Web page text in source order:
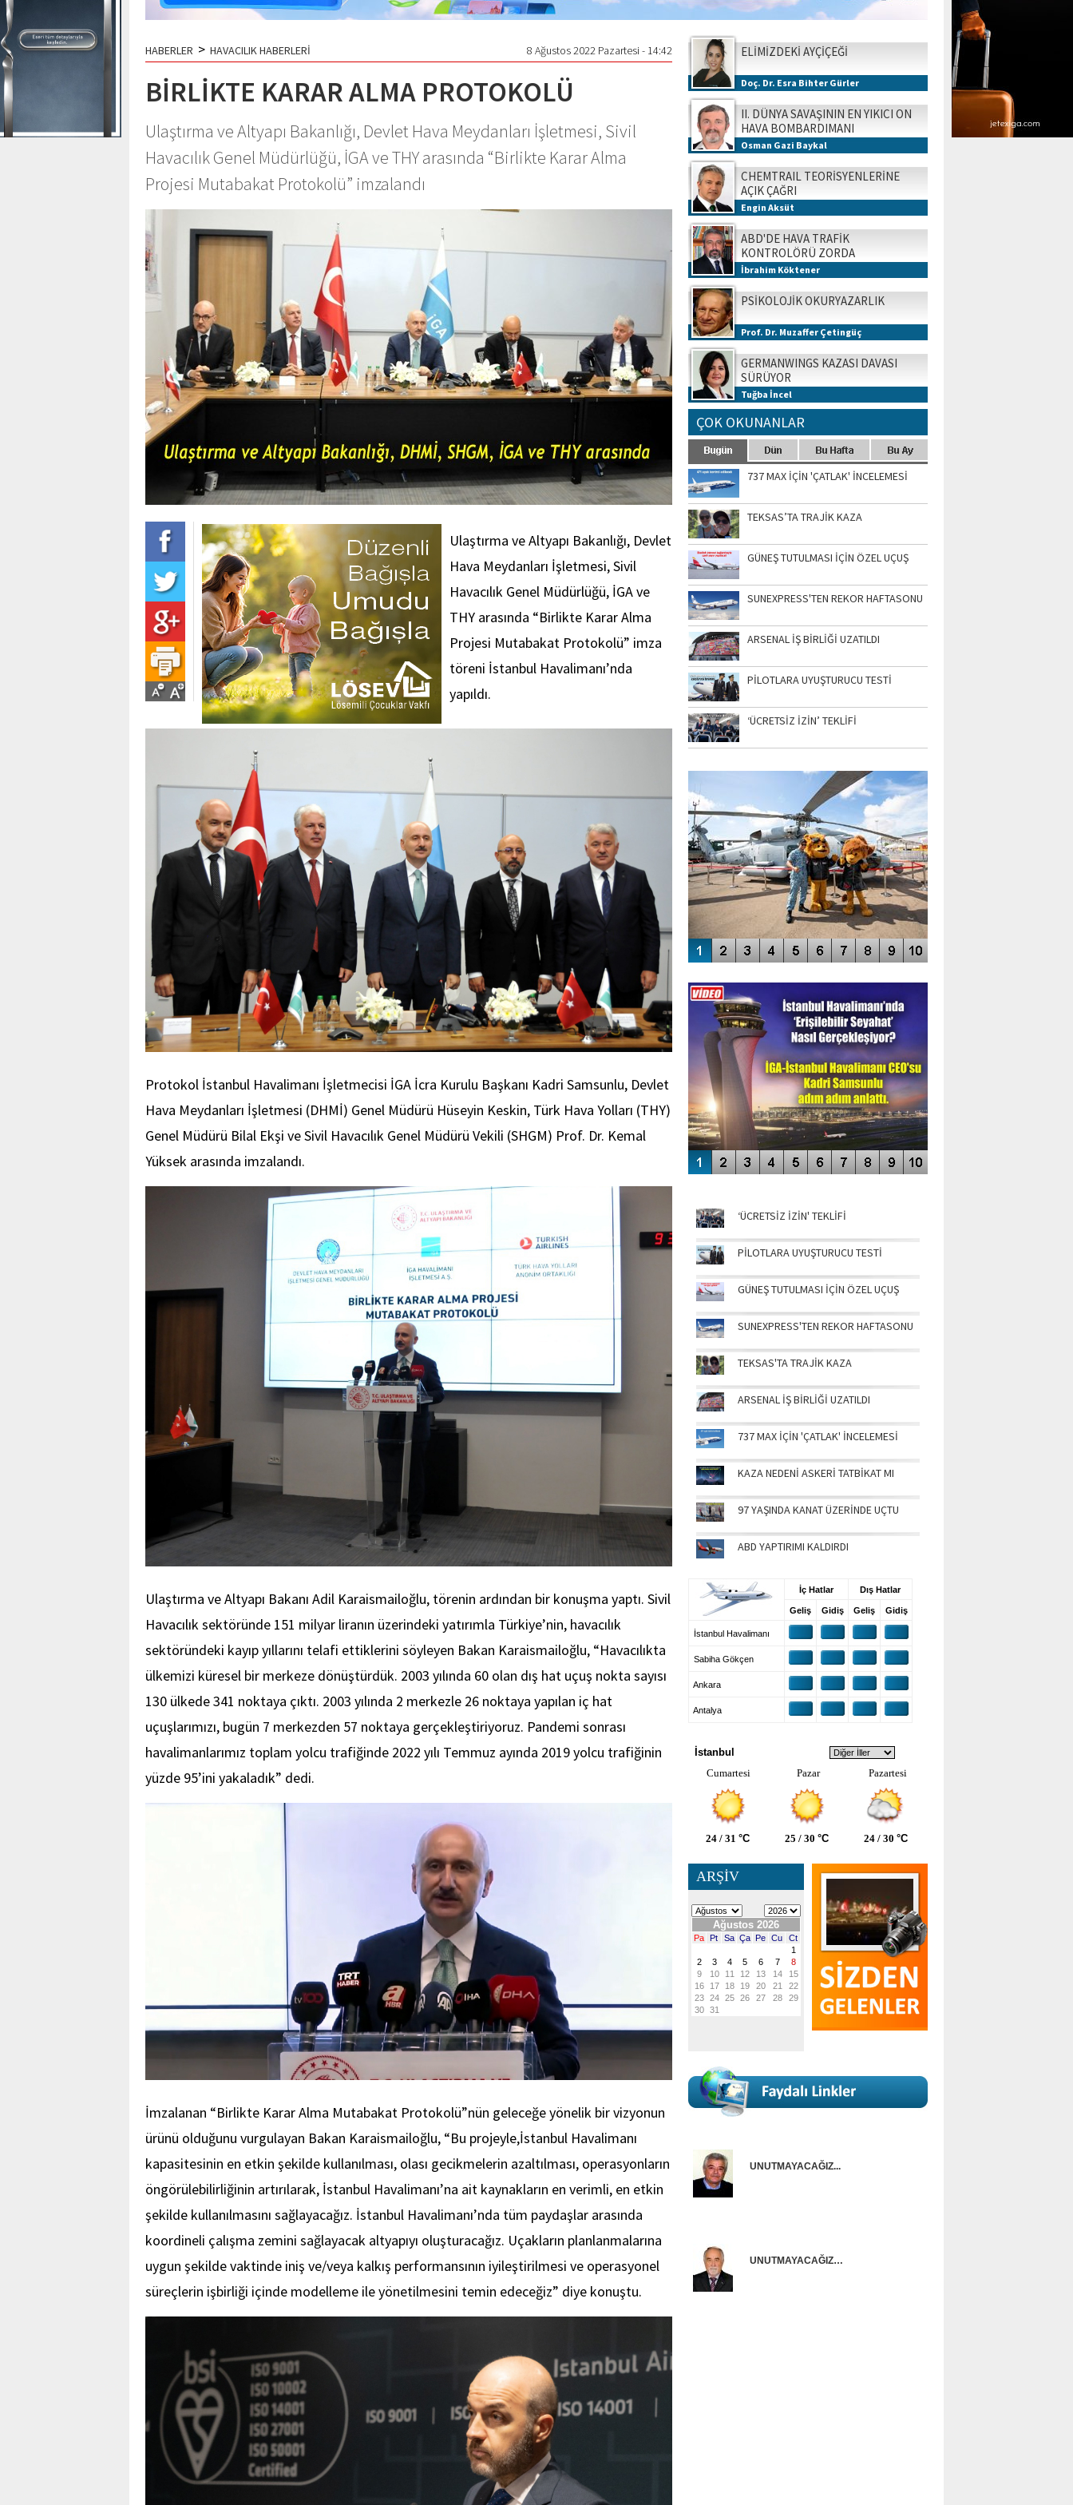
HABERLER > HAVACILIK HABERLERİ 8 Ağustos 2022 Pazartesi - 14:42
BİRLİKTE KARAR ALMA PROTOKOLÜ
Ulaştırma ve Altyapı Bakanlığı, Devlet Hava Meydanları İşletmesi, Sivil
Havacılık Genel Müdürlüğü, İGA ve THY arasında “Birlikte Karar Alma
Projesi Mutabakat Protokolü” imzalandı
Ulaştırma ve Altyapı Bakanlığı, Devlet
Hava Meydanları İşletmesi, Sivil
Havacılık Genel Müdürlüğü, İGA ve
THY arasında “Birlikte Karar Alma
Projesi Mutabakat Protokolü” imza
töreni İstanbul Havalimanı’nda
yapıldı.
Protokol İstanbul Havalimanı İşletmecisi İGA İcra Kurulu Başkanı Kadri Samsunlu, Devlet
Hava Meydanları İşletmesi (DHMİ) Genel Müdürü Hüseyin Keskin, Türk Hava Yolları (THY)
Genel Müdürü Bilal Ekşi ve Sivil Havacılık Genel Müdürü Vekili (SHGM) Prof. Dr. Kemal
Yüksek arasında imzalandı.
Ulaştırma ve Altyapı Bakanı Adil Karaismailoğlu, törenin ardından bir konuşma yaptı. Sivil
Havacılık sektöründe 151 milyar liranın üzerindeki yatırımla Türkiye’nin, havacılık
sektöründeki kayıp yıllarını telafi ettiklerini söyleyen Bakan Karaismailoğlu, “Havacılıkta
ülkemizi küresel bir merkeze dönüştürdük. 2003 yılında 60 olan dış hat uçuş nokta sayısı
130 ülkede 341 noktaya çıktı. 2003 yılında 2 merkezle 26 noktaya yapılan iç hat
uçuşlarımızı, bugün 7 merkezden 57 noktaya gerçekleştiriyoruz. Pandemi sonrası
havalimanlarımız toplam yolcu trafiğinde 2022 yılı Temmuz ayında 2019 yolcu trafiğinin
yüzde 95’ini yakaladık” dedi.
İmzalanan “Birlikte Karar Alma Mutabakat Protokolü”nün geleceğe yönelik bir vizyonun
ürünü olduğunu vurgulayan Bakan Karaismailoğlu, “Bu projeyle,İstanbul Havalimanı
kapasitesinin en etkin şekilde kullanılması, olası gecikmelerin azaltılması, operasyonların
öngörülebilirliğinin artırılarak, İstanbul Havalimanı’na ait kaynakların en verimli, en etkin
şekilde kullanılmasını sağlayacağız. İstanbul Havalimanı’nda tüm paydaşlar arasında
koordineli çalışma zemini sağlayacak altyapıyı oluşturacağız. Uçakların planlanmalarına
uygun şekilde vaktinde iniş ve/veya kalkış performansının iyileştirilmesi ve operasyonel
süreçlerin işbirliği içinde modelleme ile yönetilmesini temin edeceğiz” diye konuştu.
ELİMİZDEKİ AYÇİÇEĞİ
Doç. Dr. Esra Bihter Gürler
II. DÜNYA SAVAŞININ EN YIKICI ON
HAVA BOMBARDIMANI
Osman Gazi Baykal
CHEMTRAIL TEORİSYENLERİNE
AÇIK ÇAĞRI
Engin Aksüt
ABD'DE HAVA TRAFİK
KONTROLÖRÜ ZORDA
İbrahim Köktener
PSİKOLOJİK OKURYAZARLIK
Prof. Dr. Muzaffer Çetingüç
GERMANWINGS KAZASI DAVASI
SÜRÜYOR
Tuğba İncel
ÇOK OKUNANLAR
737 MAX İÇİN 'ÇATLAK' İNCELEMESİ
TEKSAS’TA TRAJİK KAZA
GÜNEŞ TUTULMASI İÇİN ÖZEL UÇUŞ
SUNEXPRESS'TEN REKOR HAFTASONU
ARSENAL İŞ BİRLİĞİ UZATILDI
PİLOTLARA UYUŞTURUCU TESTİ
‘ÜCRETSİZ İZİN’ TEKLİFİ
SİNGAPUR AIRSHOW-2020
ENGELLERİN AŞILDIĞI HAVALİMANI
‘ÜCRETSİZ İZİN' TEKLİFİ
PİLOTLARA UYUŞTURUCU TESTİ
GÜNEŞ TUTULMASI İÇİN ÖZEL UÇUŞ
SUNEXPRESS'TEN REKOR HAFTASONU
TEKSAS'TA TRAJİK KAZA
ARSENAL İŞ BİRLİĞİ UZATILDI
737 MAX İÇİN 'ÇATLAK' İNCELEMESİ
KAZA NEDENİ ASKERİ TATBİKAT MI
97 YAŞINDA KANAT ÜZERİNDE UÇTU
ABD YAPTIRIMI KALDIRDI
İç Hatlar Dış Hatlar
Geliş Gidiş Geliş Gidiş
İstanbul Havalimanı
Sabiha Gökçen
Ankara
Antalya
İstanbul
Cumartesi
Pazar Pazartesi
24 / 31 °C 25 / 30 °C 24 / 30 °C
ARŞİV
UNUTMAYACAĞIZ...
UNUTMAYACAĞIZ…